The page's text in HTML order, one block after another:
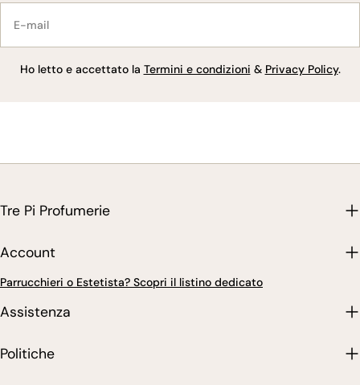
mail
Ho letto e accettato la Termini e condizioni & Privacy Policy.
Tre Pi Profumerie
Account
Parrucchieri o Estetista? Scopri il listino dedicato
Assistenza
Politiche